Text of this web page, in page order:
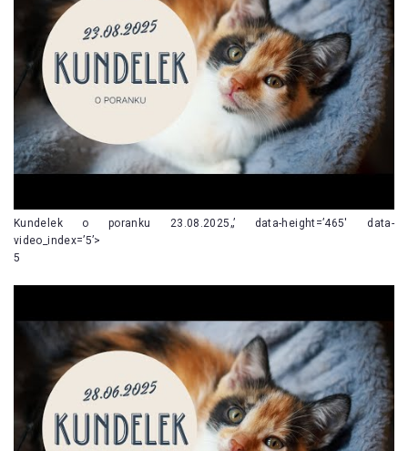
Kundelek o poranku 23.08.2025„’ data-height=’465′ data-
video_index=’5’>
5